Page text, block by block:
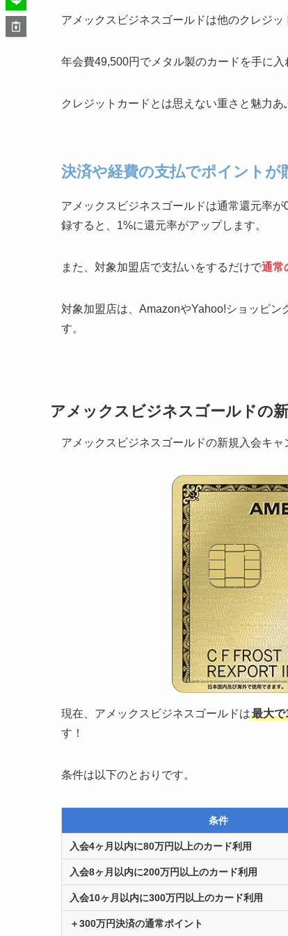
アメックスビジネスゴールドは他のクレジッ
年会費49,500円でメタル製のカードを手に
クレジットカードとは思えない重さと魅力あ
決済や経費の支払でポイントが
アメックスビジネスゴールドは通常還元率が
録すると、1%に還元率がアップします。
また、対象加盟店で支払いをするだけで通常
対象加盟店は、AmazonやYahoo!ショッピ
す。
アメックスビジネスゴールドの
アメックスビジネスゴールドの新規入会キャ
現在、アメックスビジネスゴールドは最大で
す！
条件は以下のとおりです。
条件
入会4ヶ月以内に80万円以上のカード利用
入会8ヶ月以内に200万円以上のカード利用
入会10ヶ月以内に300万円以上のカード利用
＋300万円決済の通常ポイント